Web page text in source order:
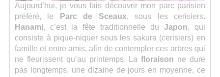
Map
Aujourd’hui, je vous fais découvrir mon parc parisien
préféré, le
Parc de Sceaux, sous les cerisiers.
Hanami, c’est la fête traditionnelle du Japon, qui
consiste à pique-niquer sous les sakura (cerisiers) en
famille et entre amis, afin de contempler ces arbres qui
ne fleurissent qu’au printemps. Lafloraison ne dure
pas longtemps, une dizaine de jours en moyenne, ce